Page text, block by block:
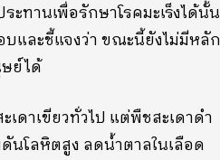
ทานเพื่อรักษาโรคมะเร็งได้นั้น
และชี้แจงว่า ขณะนี้ยังไม่มีหลัก
ย์ได้
ดาเขียวทั่วไป แต่พืชสะเดาดำ
โลหิตสูง ลดน้ำตาลในเลือด